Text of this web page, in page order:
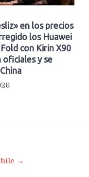
en los precios
los Huawei
con Kirin X90
oficiales y se
→